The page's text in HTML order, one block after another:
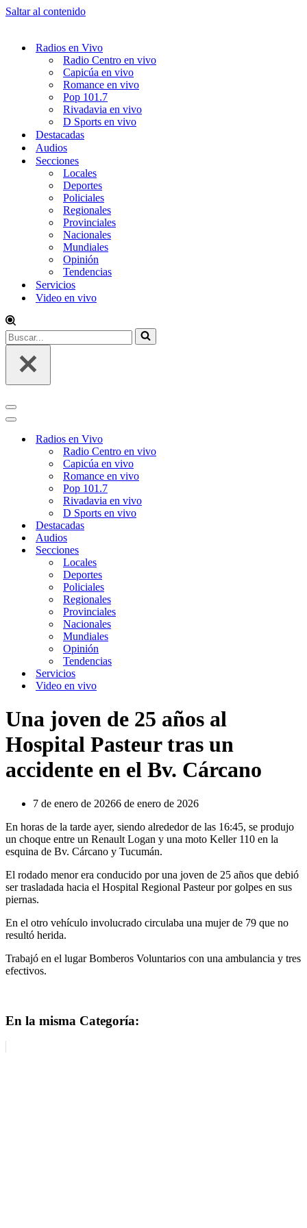
Saltar al contenido
Radios en Vivo
Radio Centro en vivo
Capicúa en vivo
Romance en vivo
Pop 101.7
Rivadavia en vivo
D Sports en vivo
Destacadas
Audios
Secciones
Locales
Deportes
Policiales
Regionales
Provinciales
Nacionales
Mundiales
Opinión
Tendencias
Servicios
Video en vivo
Buscar...
Menú
de
Menú
navegaciónRadios en Vivo
Radio Centro en vivo
Capicúa en vivo
Romance en vivo
Pop 101.7
Rivadavia en vivo
D Sports en vivo
Destacadas
Audios
Secciones
Locales
Deportes
Policiales
Regionales
Provinciales
Nacionales
Mundiales
Opinión
Tendencias
Servicios
Video en vivo
Una joven de 25 años al
Hospital Pasteur tras un
accidente en el Bv. Cárcano
7 de enero de 20266 de enero de 2026
En horas de la tarde ayer, siendo alrededor de las 16:45, se produjo
un choque entre un Renault Logan y una moto Keller 110 en la
esquina de Bv. Cárcano y Tucumán.
El rodado menor era conducido por una joven de 25 años que debió
ser trasladada hacia el Hospital Regional Pasteur por golpes en sus
piernas.
En el otro vehículo involucrado circulaba una mujer de 79 que no
resultó herida.
Trabajó en el lugar Bomberos Voluntarios con una ambulancia y tres
efectivos.
En la misma Categoría: